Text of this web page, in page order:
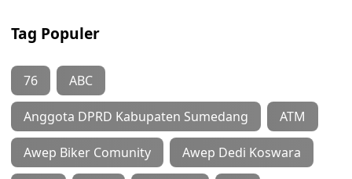
Tag Populer
76 ABC
Anggota DPRD Kabupaten Sumedang ATM
Awep Biker Comunity Awep Dedi Koswara